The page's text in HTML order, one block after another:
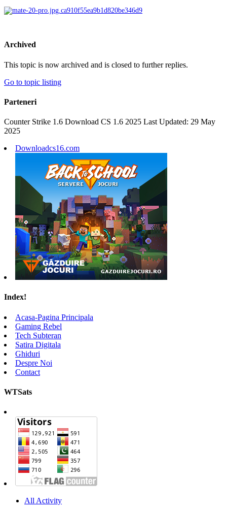
Archived
This topic is now archived and is closed to further replies.
Go to topic listing
Parteneri
Counter Strike 1.6 Download CS 1.6 2025 Last Updated: 29 May
2025
Downloadcs16.com
Index!
Acasa-Pagina Principala
Gaming Rebel
Tech Subteran
Satira Digitala
Ghiduri
Despre Noi
Contact
WTSats
All Activity